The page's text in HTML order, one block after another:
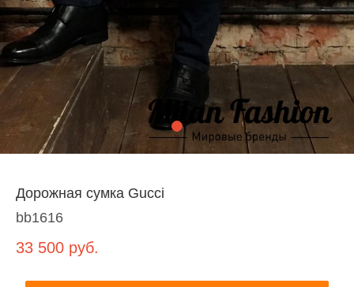
Дорожная сумка Gucci
bb1616
33 500 руб.